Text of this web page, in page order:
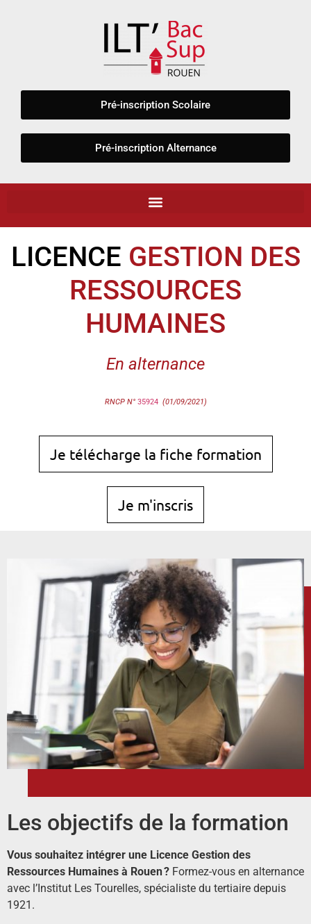
Pré-inscription Scolaire
Pré-inscription Alternance
LICENCE GESTION DES
RESSOURCES
HUMAINES
En alternance
RNCP N° 35924 (01/09/2021)
Je télécharge la fiche formation
Je m'inscris
Les objectifs de la formation
Vous souhaitez intégrer une Licence Gestion des
Ressources Humaines à Rouen ? Formez-vous en alternance
avec l’Institut Les Tourelles, spécialiste du tertiaire depuis
1921.